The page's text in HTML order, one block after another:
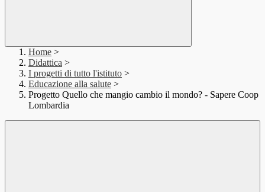
Home >
Didattica >
I progetti di tutto l'istituto >
Educazione alla salute >
Progetto Quello che mangio cambio il mondo? - Sapere Coop
Lombardia